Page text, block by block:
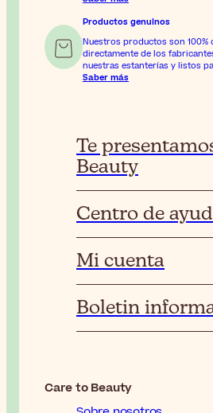
Productos genuinos
Nuestros productos son
directamente de los
nuestras estanterías y listos
Saber más
Te
Beauty
Centro de
Mi cuenta
Boletin
Care to Beauty